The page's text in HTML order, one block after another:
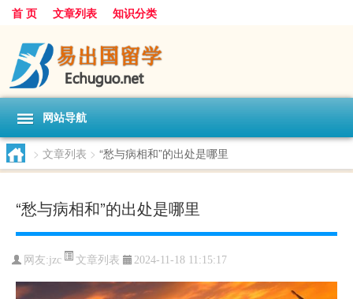
首 页 文章列表 知识分类
网站导航
> 文章列表 > “愁与病相和”的出处是哪里
“愁与病相和”的出处是哪里
网友:jzc 文章列表 2024-11-18 11:15:17